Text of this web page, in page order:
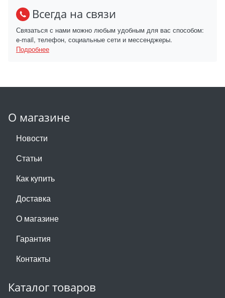
Всегда на связи
Связаться с нами можно любым удобным для вас способом:
e-mail, телефон, социальные сети и мессенджеры.
Подробнее
О магазине
Новости
Статьи
Как купить
Доставка
О магазине
Гарантия
Контакты
Каталог товаров